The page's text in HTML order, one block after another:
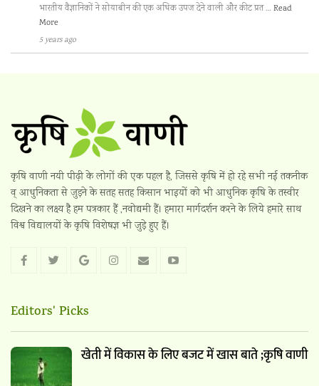
भारतीय वैज्ञानिकों ने सोयाबीन की एक अधिक उपज देने वाली और कीट प्रत … Read
More
5 years ago
कृषि वाणी नयी पीढ़ी के लोगों की एक पहल है, जिससे कृषि में हो रहे सभी नई तकनीक
व् आधुनिकता से जुड़ने के सतह सतह किसान भाइयों को भी आधुनिक कृषि के तस्वीर
दिखने का लक्ष्य है हम पत्रकार हैं ,नवोद्यमी हैं। हमारा मार्गदर्शन करने के लिये हमारे साथ
विश्व विद्यालयों के कृषि विशेषज्ञ भी जुड़े हुए हैं।
Editors' Picks
खेती में विकास के लिए बजट में खास बाते ;कृषि वाणी